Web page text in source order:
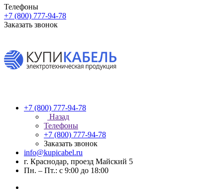
Телефоны
+7 (800) 777-94-78
Заказать звонок
+7 (800) 777-94-78
Назад
Телефоны
+7 (800) 777-94-78
Заказать звонок
info@kupicabel.ru
г. Краснодар, проезд Майский 5
Пн. – Пт.: с 9:00 до 18:00